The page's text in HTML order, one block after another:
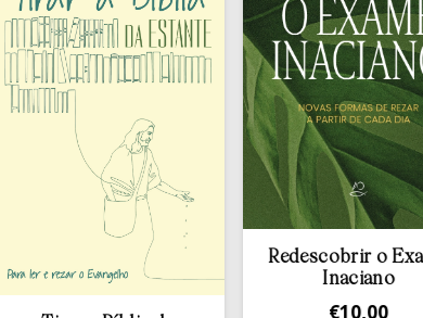
Redescobrir o Exame
Inaciano
10,00